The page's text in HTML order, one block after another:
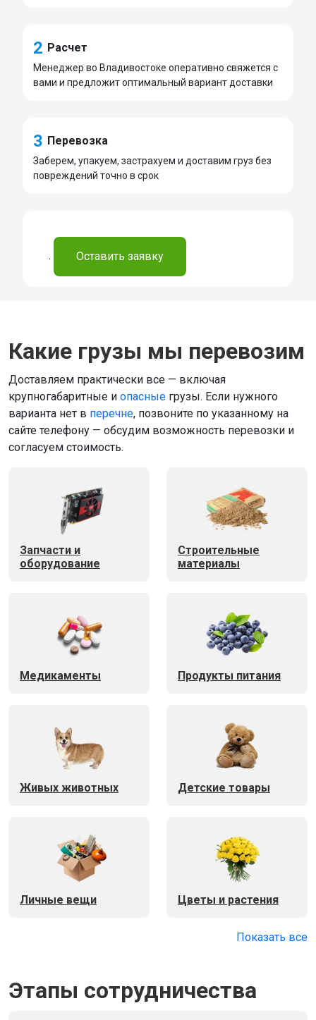
2 Расчет
Менеджер во Владивостоке оперативно свяжется с
вами и предложит оптимальный вариант доставки
3 Перевозка
Заберем, упакуем, застрахуем и доставим груз без
повреждений точно в срок
. Оставить заявку
Какие грузы мы перевозим
Доставляем практически все — включая
крупногабаритные и опасные грузы. Если нужного
варианта нет в перечне, позвоните по указанному на
сайте телефону — обсудим возможность перевозки и
согласуем стоимость.
Запчасти и
оборудование
Строительные
материалы
Медикаменты Продукты питания
Живых животных Детские товары
Личные вещи Цветы и растения
Показать все
Этапы сотрудничества